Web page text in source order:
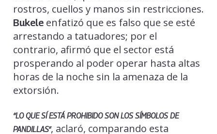
rostros, cuellos y manos sin restricciones.
Bukeleenfatizó que es falso que se esté
arrestando a tatuadores; por el
contrario, afirmó que el sector está
prosperando al poder operar hasta altas
horas de la noche sin la amenaza de la
extorsión.
“LO QUE SÍ ESTÁ PROHIBIDO SON LOS SÍMBOLOS DE
PANDILLAS“, aclaró, comparando esta